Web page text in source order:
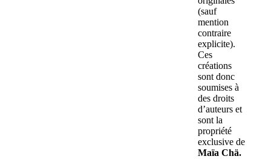
(sauf
mention
contraire
explicite).
Ces
créations
sont donc
soumises à
des droits
d’auteurs et
sont la
propriété
exclusive de
Maïa Chä.